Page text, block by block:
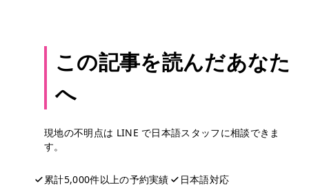
この記事を読んだあなた
へ
現地の不明点は LINE で日本語スタッフに相談できま
す。
累計5,000件以上の予約実績
日本語対応